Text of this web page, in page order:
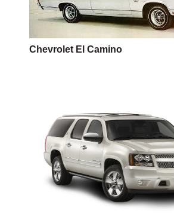
Chevrolet El Camino